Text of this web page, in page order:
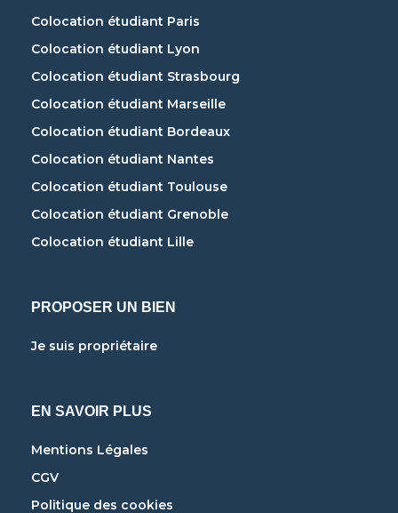
Colocation étudiant Paris
Colocation étudiant Lyon
Colocation étudiant Strasbourg
Colocation étudiant Marseille
Colocation étudiant Bordeaux
Colocation étudiant Nantes
Colocation étudiant Toulouse
Colocation étudiant Grenoble
Colocation étudiant Lille
PROPOSER UN BIEN
Je suis propriétaire
EN SAVOIR PLUS
Mentions Légales
CGV
Politique des cookies